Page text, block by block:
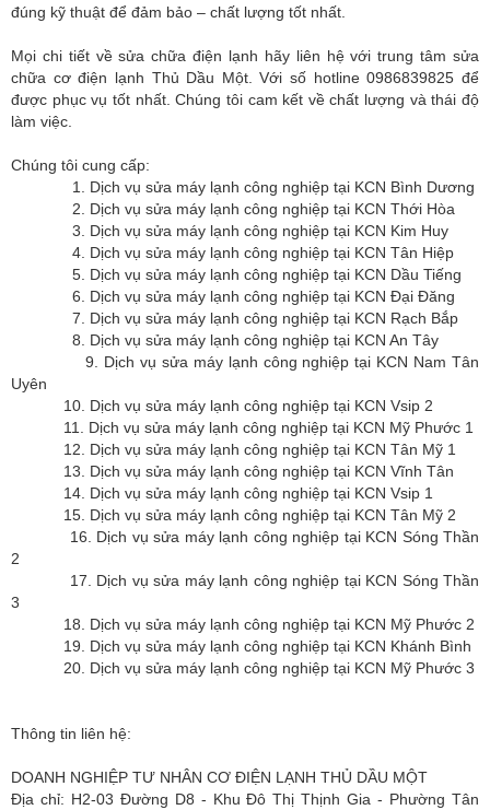
đúng kỹ thuật để đảm bảo – chất lượng tốt nhất.
Mọi chi tiết về sửa chữa điện lạnh hãy liên hệ với trung tâm sửa
chữa cơ điện lạnh Thủ Dầu Một. Với số hotline 0986839825 để
được phục vụ tốt nhất. Chúng tôi cam kết về chất lượng và thái độ
làm việc.
Chúng tôi cung cấp:
1. Dịch vụ sửa máy lạnh công nghiệp tại KCN Bình Dương
2. Dịch vụ sửa máy lạnh công nghiệp tại KCN Thới Hòa
3. Dịch vụ sửa máy lạnh công nghiệp tại KCN Kim Huy
4. Dịch vụ sửa máy lạnh công nghiệp tại KCN Tân Hiệp
5. Dịch vụ sửa máy lạnh công nghiệp tại KCN Dầu Tiếng
6. Dịch vụ sửa máy lạnh công nghiệp tại KCN Đại Đăng
7. Dịch vụ sửa máy lạnh công nghiệp tại KCN Rạch Bắp
8. Dịch vụ sửa máy lạnh công nghiệp tại KCN An Tây
9. Dịch vụ sửa máy lạnh công nghiệp tại KCN Nam Tân
Uyên
10. Dịch vụ sửa máy lạnh công nghiệp tại KCN Vsip 2
11. Dịch vụ sửa máy lạnh công nghiệp tại KCN Mỹ Phước 1
12. Dịch vụ sửa máy lạnh công nghiệp tại KCN Tân Mỹ 1
13. Dịch vụ sửa máy lạnh công nghiệp tại KCN Vĩnh Tân
14. Dịch vụ sửa máy lạnh công nghiệp tại KCN Vsip 1
15. Dịch vụ sửa máy lạnh công nghiệp tại KCN Tân Mỹ 2
16. Dịch vụ sửa máy lạnh công nghiệp tại KCN Sóng Thần
2
17. Dịch vụ sửa máy lạnh công nghiệp tại KCN Sóng Thần
3
18. Dịch vụ sửa máy lạnh công nghiệp tại KCN Mỹ Phước 2
19. Dịch vụ sửa máy lạnh công nghiệp tại KCN Khánh Bình
20. Dịch vụ sửa máy lạnh công nghiệp tại KCN Mỹ Phước 3
Thông tin liên hệ:
DOANH NGHIỆP TƯ NHÂN CƠ ĐIỆN LẠNH THỦ DẦU MỘT
Địa chỉ: H2-03 Đường D8 - Khu Đô Thị Thịnh Gia - Phường Tân